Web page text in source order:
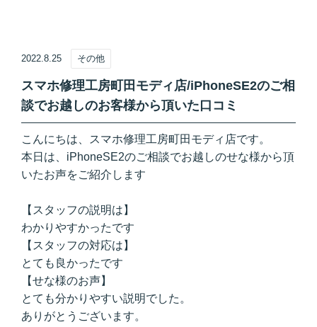
2022.8.25 その他
スマホ修理工房町田モディ店/iPhoneSE2のご相
談でお越しのお客様から頂いた口コミ
こんにちは、スマホ修理工房町田モディ店です。
本日は、iPhoneSE2のご相談でお越しのせな様から頂
いたお声をご紹介します
【スタッフの説明は】
わかりやすかったです
【スタッフの対応は】
とても良かったです
【せな様のお声】
とても分かりやすい説明でした。
ありがとうございます。